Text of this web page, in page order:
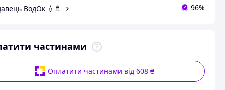
ВодОк 💧🚿 96%
частинами
Оплатити частинами від 608 ₴